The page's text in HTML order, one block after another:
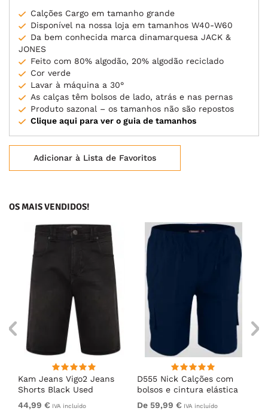
Calções Cargo em tamanho grande
Disponível na nossa loja em tamanhos W40-W60
Da bem conhecida marca dinamarquesa JACK &
JONES
Feito com 80% algodão, 20% algodão reciclado
Cor verde
Lavar à máquina a 30°
As calças têm bolsos de lado, atrás e nas pernas
Produto sazonal – os tamanhos não são repostos
Clique aqui para ver o guia de tamanhos
Adicionar à Lista de Favoritos
OS MAIS VENDIDOS!
Kam Jeans Vigo2 Jeans
Shorts Black Used
44,99 € IVA incluído
D555 Nick Calções com
bolsos e cintura elástica
Azul escuro
De 59,99 € IVA incluído